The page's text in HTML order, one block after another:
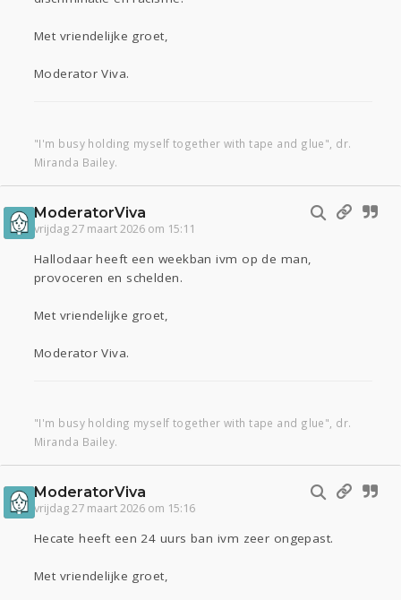
Met vriendelijke groet,
Moderator Viva.
"I'm busy holding myself together with tape and glue", dr.
Miranda Bailey.
ModeratorViva
vrijdag 27 maart 2026 om 15:11
Hallodaar heeft een weekban ivm op de man,
provoceren en schelden.
Met vriendelijke groet,
Moderator Viva.
"I'm busy holding myself together with tape and glue", dr.
Miranda Bailey.
ModeratorViva
vrijdag 27 maart 2026 om 15:16
Hecate heeft een 24 uurs ban ivm zeer ongepast.
Met vriendelijke groet,